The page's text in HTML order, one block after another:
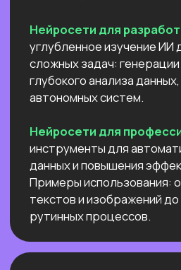
ОТКРЫТЫЙ УРОК
РОССИЙСКИЕ НЕЙРОСЕТИ:
ЛУЧШИЕ ОБНОВЛЕНИЯ
И НОВЫЕ ВОЗМОЖНОСТИ
Разберём
возможностиотечественных ИИ.
компьютереи не переживать
о безопасности данных и плохом
интернете
Узнать подробнее
ОНЛАЙН-ПРАКТИКУМ